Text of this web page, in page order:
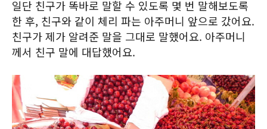
일단 친구가 똑바로 말할 수 있도록 몇 번 말해보도록
한 후, 친구와 같이 체리 파는 아주머니 앞으로 갔어요.
친구가 제가 알려준 말을 그대로 말했어요. 아주머니
께서 친구 말에 대답했어요.